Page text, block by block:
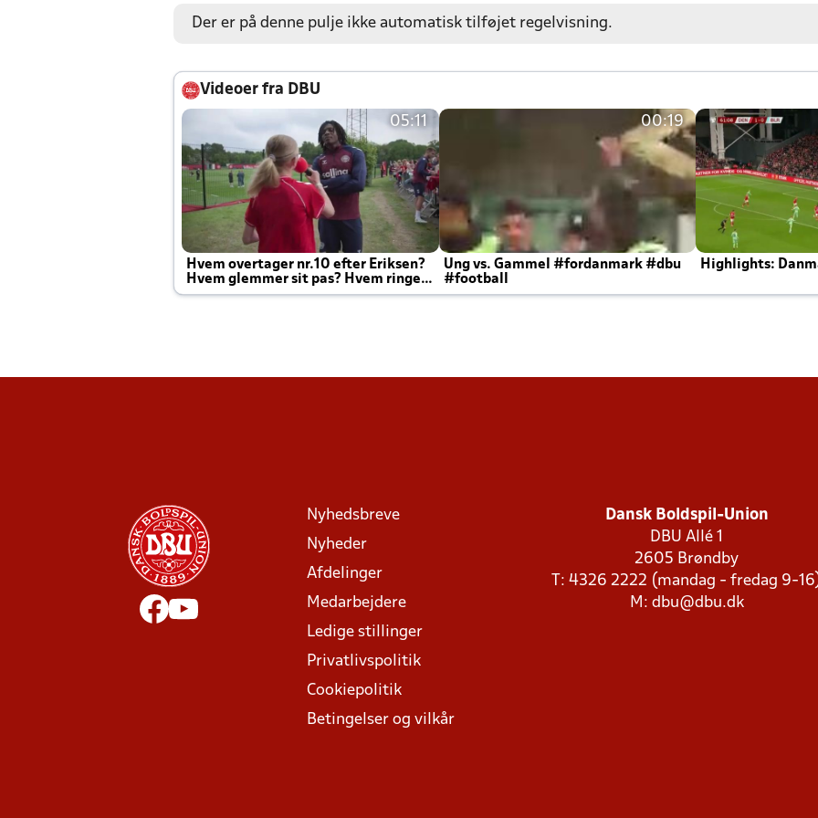
Der er på denne pulje ikke automatisk tilføjet regelvisning.
Videoer fra DBU
05:11
Hvem overtager nr.10 efter Eriksen?
Hvem glemmer sit pas? Hvem ringer
Joachim altid til efter kampe?
00:19
Ung vs. Gammel #fordanmark #dbu
#football
Highlights:
Nyhedsbreve
Nyheder
Afdelinger
Medarbejdere
Ledige stillinger
Privatlivspolitik
Cookiepolitik
Betingelser og vilkår
Dansk Boldspil-Union
DBU Allé 1
2605 Brøndby
T: 4326 2222 (mandag - fredag 9-
M: dbu@dbu.dk